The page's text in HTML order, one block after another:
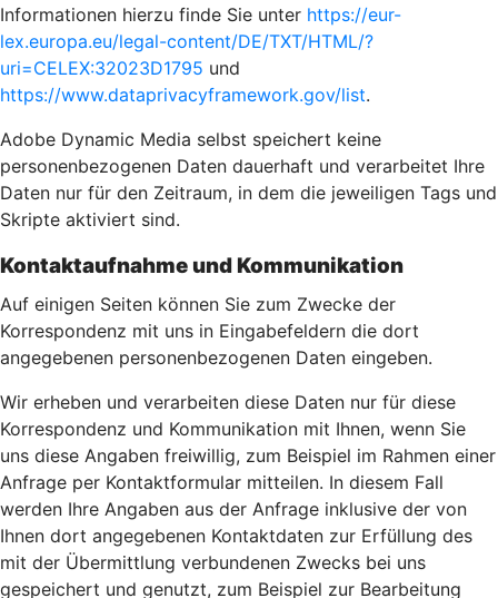
Informationen hierzu finde Sie unter https://eur-
lex.europa.eu/legal-content/DE/TXT/HTML/?
uri=CELEX:32023D1795 und
https://www.dataprivacyframework.gov/list.
Adobe Dynamic Media selbst speichert keine
personenbezogenen Daten dauerhaft und verarbeitet Ihre
Daten nur für den Zeitraum, in dem die jeweiligen Tags und
Skripte aktiviert sind.
Kontaktaufnahme und Kommunikation
Auf einigen Seiten können Sie zum Zwecke der
Korrespondenz mit uns in Eingabefeldern die dort
angegebenen personenbezogenen Daten eingeben.
Wir erheben und verarbeiten diese Daten nur für diese
Korrespondenz und Kommunikation mit Ihnen, wenn Sie
uns diese Angaben freiwillig, zum Beispiel im Rahmen einer
Anfrage per Kontaktformular mitteilen. In diesem Fall
werden Ihre Angaben aus der Anfrage inklusive der von
Ihnen dort angegebenen Kontaktdaten zur Erfüllung des
mit der Übermittlung verbundenen Zwecks bei uns
gespeichert und genutzt, zum Beispiel zur Bearbeitung